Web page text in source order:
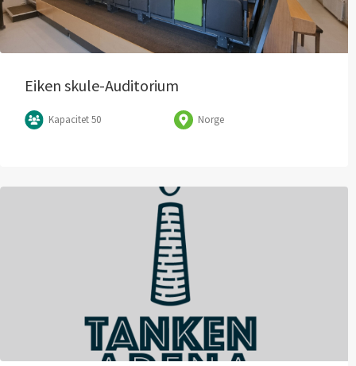
Eiken skule-Auditorium
Kapacitet 50 Norge